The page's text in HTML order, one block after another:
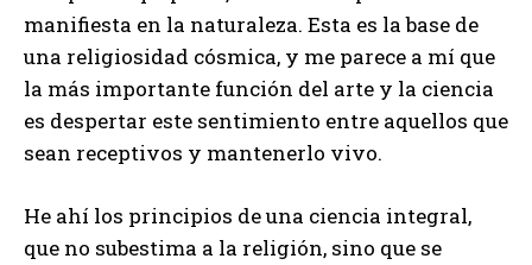
manifiesta en la naturaleza. Esta es la base de
una religiosidad cósmica, y me parece a mí que
la más importante función del arte y la ciencia
es despertar este sentimiento entre aquellos que
sean receptivos y mantenerlo vivo.
He ahí los principios de una ciencia integral,
que no subestima a la religión, sino que se